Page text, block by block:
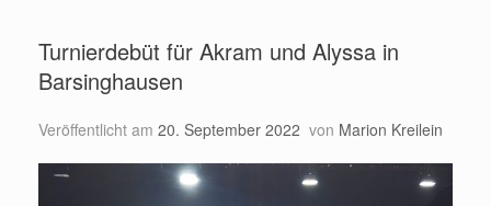
Turnierdebüt für Akram und Alyssa in
Barsinghausen
Veröffentlicht am 20. September 2022 von Marion Kreilein